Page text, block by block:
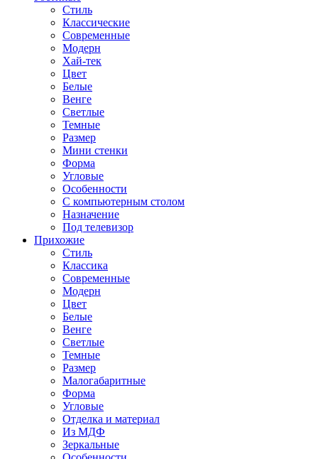
Стиль
Классические
Современные
Модерн
Хай-тек
Цвет
Белые
Венге
Светлые
Темные
Размер
Мини стенки
Форма
Угловые
Особенности
С компьютерным столом
Назначение
Под телевизор
Прихожие
Стиль
Классика
Современные
Модерн
Цвет
Белые
Венге
Светлые
Темные
Размер
Малогабаритные
Форма
Угловые
Отделка и материал
Из МДФ
Зеркальные